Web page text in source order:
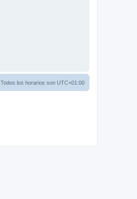
Todos los horarios son UTC+01:00